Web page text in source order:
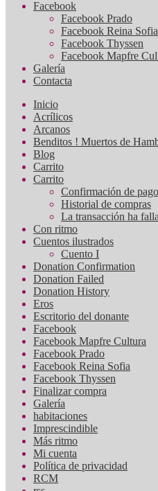
Facebook
Facebook Prado
Facebook Reina Sofia
Facebook Thyssen
Facebook Mapfre
Galería
Contacta
Inicio
Acrílicos
Arcanos
Benditos ! Muertos de
Blog
Carrito
Carrito
Confirmación de pago
Historial de compras
La transacción ha
Con ritmo
Cuentos ilustrados
Cuento I
Donation Confirmation
Donation Failed
Donation History
Eros
Escritorio del donante
Facebook
Facebook Mapfre Cultura
Facebook Prado
Facebook Reina Sofia
Facebook Thyssen
Finalizar compra
Galería
habitaciones
Imprescindible
Más ritmo
Mi cuenta
Política de privacidad
RCM